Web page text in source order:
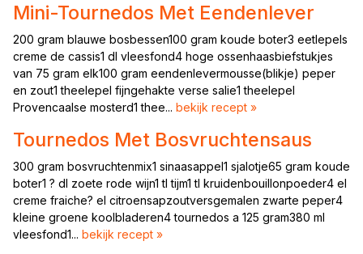
Mini-Tournedos Met Eendenlever
200 gram blauwe bosbessen100 gram koude boter3 eetlepels
creme de cassis1 dl vleesfond4 hoge ossenhaasbiefstukjes
van 75 gram elk100 gram eendenlevermousse(blikje) peper
en zout1 theelepel fijngehakte verse salie1 theelepel
Provencaalse mosterd1 thee... bekijk recept »
Tournedos Met Bosvruchtensaus
300 gram bosvruchtenmix1 sinaasappel1 sjalotje65 gram koude
boter1 ? dl zoete rode wijn1 tl tijm1 tl kruidenbouillonpoeder4 el
creme fraiche? el citroensapzoutversgemalen zwarte peper4
kleine groene koolbladeren4 tournedos a 125 gram380 ml
vleesfond1... bekijk recept »